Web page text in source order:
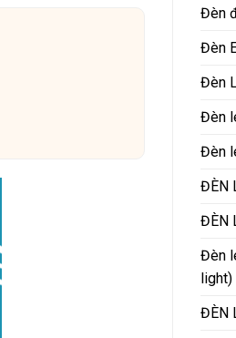
Đèn
Đèn
Đèn
Đèn
Đèn
ĐÈN
ĐÈN
Đèn
light)
ĐÈN